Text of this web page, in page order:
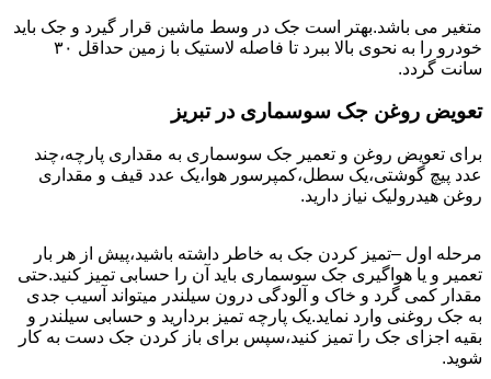
متغیر می باشد.بهتر است جک در وسط ماشین قرار گیرد و جک باید
خودرو را به نحوی بالا ببرد تا فاصله لاستیک با زمین حداقل ۳۰
سانت گردد.
تعویض روغن جک سوسماری در تبریز
برای تعویض روغن و تعمیر جک سوسماری به مقداری پارچه،چند
عدد پیچ گوشتی،یک سطل،کمپرسور هوا،یک عدد قیف و مقداری
روغن هیدرولیک نیاز دارید.
مرحله اول –تمیز کردن جک به خاطر داشته باشید،پیش از هر بار
تعمیر و یا هواگیری جک سوسماری باید آن را حسابی تمیز کنید.حتی
مقدار کمی گرد و خاک و آلودگی درون سیلندر میتواند آسیب جدی
به جک روغنی وارد نماید.یک پارچه تمیز بردارید و حسابی سیلندر و
بقیه اجزای جک را تمیز کنید،سپس برای باز کردن جک دست به کار
شوید.